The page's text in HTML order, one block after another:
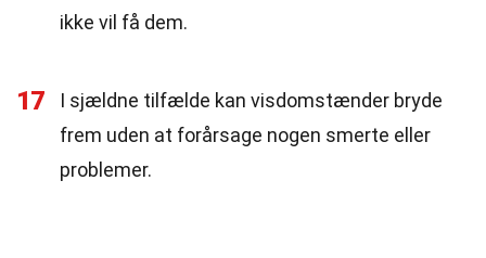
ikke vil få dem.
17
I sjældne tilfælde kan visdomstænder bryde
frem uden at forårsage nogen smerte eller
problemer.